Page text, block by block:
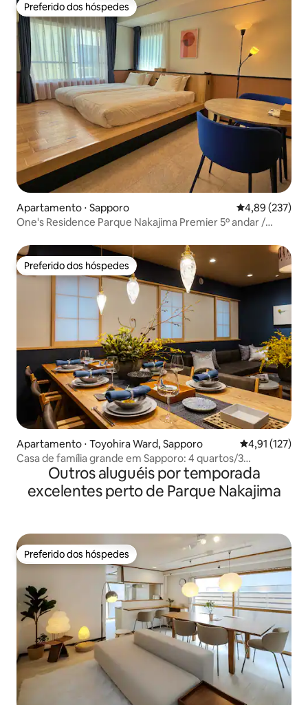
Preferido dos hóspedes
Preferido dos hóspedes
Apartamento ⋅ Sapporo 4,89 de uma
4,89 (237)
One's Residence Parque Nakajima Premier 5º andar /
Preferido dos hóspedes
Preferido dos hóspedes
Apartamento ⋅ Toyohira Ward, Sapporo 4,91 de uma
4,91 (127)
Casa de família grande em Sapporo: 4 quartos/3
banheiros + 2 vagas de estacionamento gratuitas
Outros aluguéis por temporada
excelentes perto de Parque Nakajima
Preferido dos hóspedes
Preferido dos hóspedes